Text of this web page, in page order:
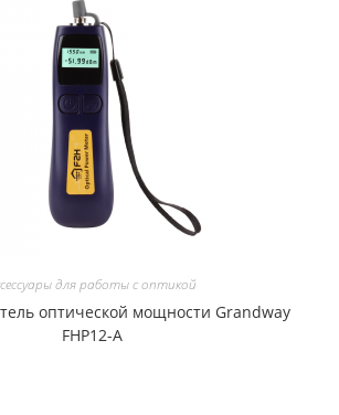
для работы с оптикой
оптической мощности Grandway
FHP12-A